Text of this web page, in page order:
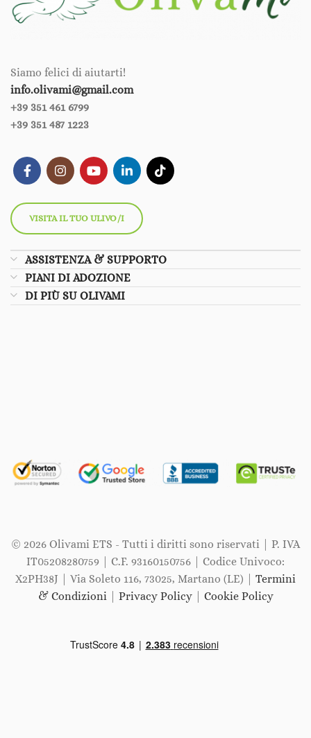
Siamo felici di aiutarti!
info.olivami@gmail.com
+39 351 461 6799‪‪
+39 351 487 1223
VISITA IL TUO ULIVO/I
ASSISTENZA & SUPPORTO
PIANI DI ADOZIONE
DI PIÙ SU OLIVAMI
© 2026 Olivami ETS - Tutti i diritti sono riservati | P. IVA
IT05208280759 | C.F. 93160150756 | Codice Univoco:
X2PH38J | Via Soleto 116, 73025, Martano (LE) | Termini
& Condizioni| Privacy Policy| Cookie Policy